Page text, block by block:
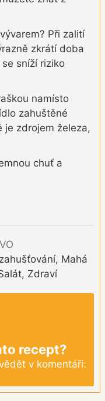
Při zalití
zkrátí doba
sníží riziko
namísto
zahuštěné
je zdrojem železa,
chuť a
Mahá
Zdraví
recept?
v komentáři: